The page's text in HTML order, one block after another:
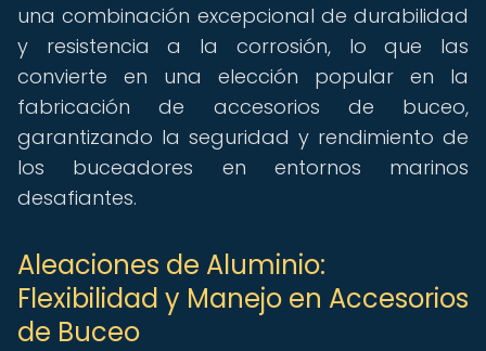
una combinación excepcional de durabilidad
y resistencia a la corrosión, lo que las
convierte en una elección popular en la
fabricación de accesorios de buceo,
garantizando la seguridad y rendimiento de
los buceadores en entornos marinos
desafiantes.
Aleaciones de Aluminio:
Flexibilidad y Manejo en Accesorios
de Buceo